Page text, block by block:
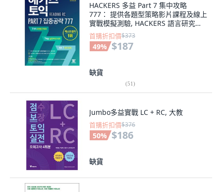
HACKERS 多益 Part 7 集中攻略
777： 提供各題型策略影片課程及線上
實戰模擬測驗, HACKERS 語言研究所,
Part 7 集中攻略 777
首購折扣價$373
49% $187
缺貨
(51)
Jumbo多益實戰 LC + RC, 大教
首購折扣價$376
50% $186
缺貨